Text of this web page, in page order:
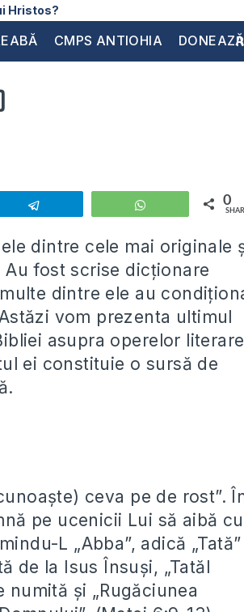
Hristos?
CMPS ANTIOHIA DONEAZĂ
WhatsApp 0
dintre cele mai originale
fost scrise dicționare
dintre ele au
vom prezenta ultimul
asupra operelor literare
ei constituie o sursă de
ceva pe de rost”.
pe ucenicii Lui să aibă cu
L „Abba”, adică „Tată”
de la Isus Însuşi, „Tatăl
numită şi „Rugăciunea